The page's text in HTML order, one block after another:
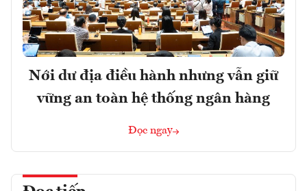
Nới dư địa điều hành nhưng vẫn giữ
vững an toàn hệ thống ngân hàng
Đọc ngay